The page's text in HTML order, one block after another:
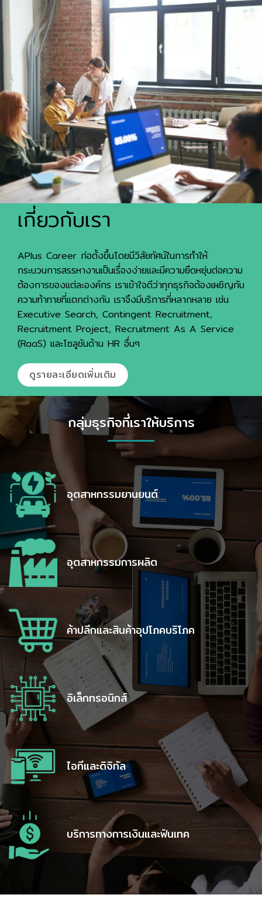
เกี่ยวกับเรา
APlus Career ก่อตั้งขึ้นโดยมีวิสัยทัศน์ในการทำให้
กระบวนการสรรหางานเป็นเรื่องง่ายและมีความยืดหยุ่นต่อความ
ต้องการของแต่ละองค์กร เราเข้าใจดีว่าทุกธุรกิจต้องเผชิญกับ
ความท้าทายที่แตกต่างกัน เราจึงมีบริการที่หลากหลาย เช่น
Executive Search, Contingent Recruitment,
Recruitment Project, Recruitment As A Service
(RaaS) และโซลูชันด้าน HR อื่นๆ
ดูรายละเอียดเพิ่มเติม
กลุ่มธุรกิจที่เราให้บริการ
อุตสาหกรรมยานยนต์
อุตสาหกรรมการผลิต
ค้าปลีกและสินค้าอุปโภคบริโภค
อิเล็กทรอนิกส์
ไอทีและดิจิทัล
บริการทางการเงินและฟินเทค